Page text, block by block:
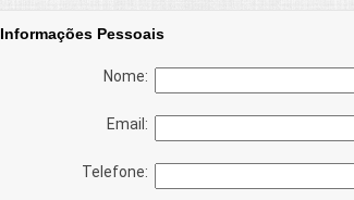
Informações Pessoais
Nome:
Email:
Telefone: